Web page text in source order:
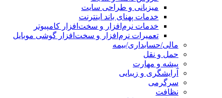
میزبانی و طراحی سایت
خدمات پهنای باند اینترنت
خدمات نرم‌افزار و سخت‌افزار کامپیوتر
تعمیرات نرم‌افزار و سخت‌افزار گوشی موبایل
مالی/حسابداری/بیمه
حمل و نقل
پیشه و مهارت
آرایشگری و زیبایی
سرگرمی
نظافت